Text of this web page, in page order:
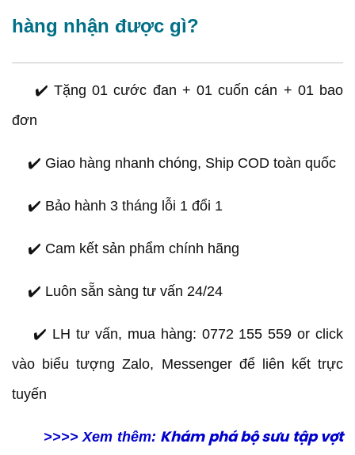
hàng nhận được gì?
✔️ Tặng 01 cước đan + 01 cuốn cán + 01 bao
đơn
✔️ Giao hàng nhanh chóng, Ship COD toàn quốc
✔️ Bảo hành 3 tháng lỗi 1 đổi 1
✔️ Cam kết sản phẩm chính hãng
✔️ Luôn sẵn sàng tư vấn 24/24
✔️ LH tư vấn, mua hàng: 0772 155 559 or click
vào biểu tượng Zalo, Messenger để liên kết trực
tuyến
>>>> Xem thêm: Khám phá bộ sưu tập vợt